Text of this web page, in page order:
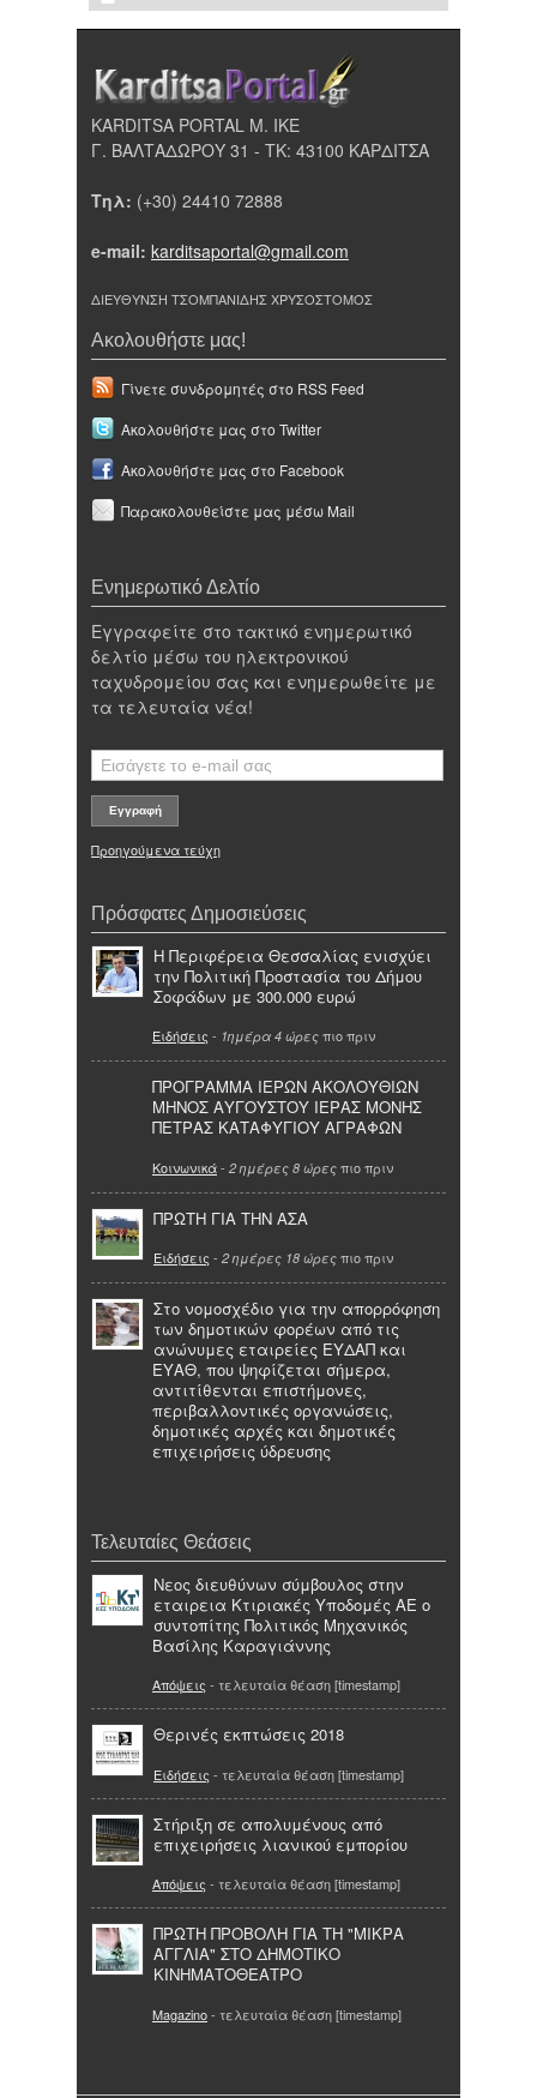
KARDITSA PORTAL Μ. ΙΚΕ
Γ. ΒΑΛΤΑΔΩΡΟΥ 31 - ΤΚ: 43100 ΚΑΡΔΙΤΣΑ
Τηλ: (+30) 24410 72888
e-mail: karditsaportal@gmail.com
ΔΙΕΥΘΥΝΣΗ ΤΣΟΜΠΑΝΙΔΗΣ ΧΡΥΣΟΣΤΟΜΟΣ
Ακολουθήστε μας!
Γίνετε συνδρομητές στο RSS Feed
Ακολουθήστε μας στο Twitter
Ακολουθήστε μας στο Facebook
Παρακολουθείστε μας μέσω Mail
Ενημερωτικό Δελτίο
Εγγραφείτε στο τακτικό ενημερωτικό
δελτίο μέσω του ηλεκτρονικού
ταχυδρομείου σας και ενημερωθείτε με
τα τελευταία νέα!
Προηγούμενα τεύχη
Πρόσφατες Δημοσιεύσεις
Η Περιφέρεια Θεσσαλίας ενισχύει
την Πολιτική Προστασία του Δήμου
Σοφάδων με 300.000 ευρώ
Ειδήσεις - 1ημέρα 4 ώρες πιο πριν
ΠΡΟΓΡΑΜΜΑ ΙΕΡΩΝ ΑΚΟΛΟΥΘΙΩΝ
ΜΗΝΟΣ ΑΥΓΟΥΣΤΟΥ ΙΕΡΑΣ ΜΟΝΗΣ
ΠΕΤΡΑΣ ΚΑΤΑΦΥΓΙΟΥ ΑΓΡΑΦΩΝ
Κοινωνικά- 2 ημέρες 8 ώρες πιο πριν
ΠΡΩΤΗ ΓΙΑ ΤΗΝ ΑΣΑ
Ειδήσεις - 2 ημέρες 18 ώρες πιο πριν
Στο νομοσχέδιο για την απορρόφηση
των δημοτικών φορέων από τις
ανώνυμες εταιρείες ΕΥΔΑΠ και
ΕΥΑΘ, που ψηφίζεται σήμερα,
αντιτίθενται επιστήμονες,
περιβαλλοντικές οργανώσεις,
δημοτικές αρχές και δημοτικές
επιχειρήσεις ύδρευσης
Τελευταίες Θεάσεις
Nεος διευθύνων σύμβουλος στην
εταιρεια Κτιριακές Υποδομές ΑΕ ο
συντοπίτης Πολιτικός Μηχανικός
Βασίλης Καραγιάννης
Απόψεις - τελευταία θέαση [timestamp]
Θερινές εκπτώσεις 2018
Ειδήσεις - τελευταία θέαση [timestamp]
Στήριξη σε απολυμένους από
επιχειρήσεις λιανικού εμπορίου
Απόψεις - τελευταία θέαση [timestamp]
ΠΡΩΤΗ ΠΡΟΒΟΛΗ ΓΙΑ ΤΗ "ΜΙΚΡΑ
ΑΓΓΛΙΑ" ΣΤΟ ΔΗΜΟΤΙΚΟ
ΚΙΝΗΜΑΤΟΘΕΑΤΡΟ
Magazino- τελευταία θέαση [timestamp]